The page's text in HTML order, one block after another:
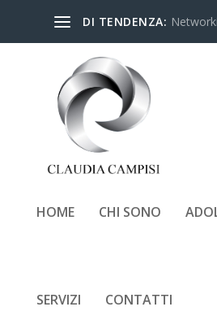
DI TENDENZA:
HOME CHI SONO
SERVIZI CONTATTI